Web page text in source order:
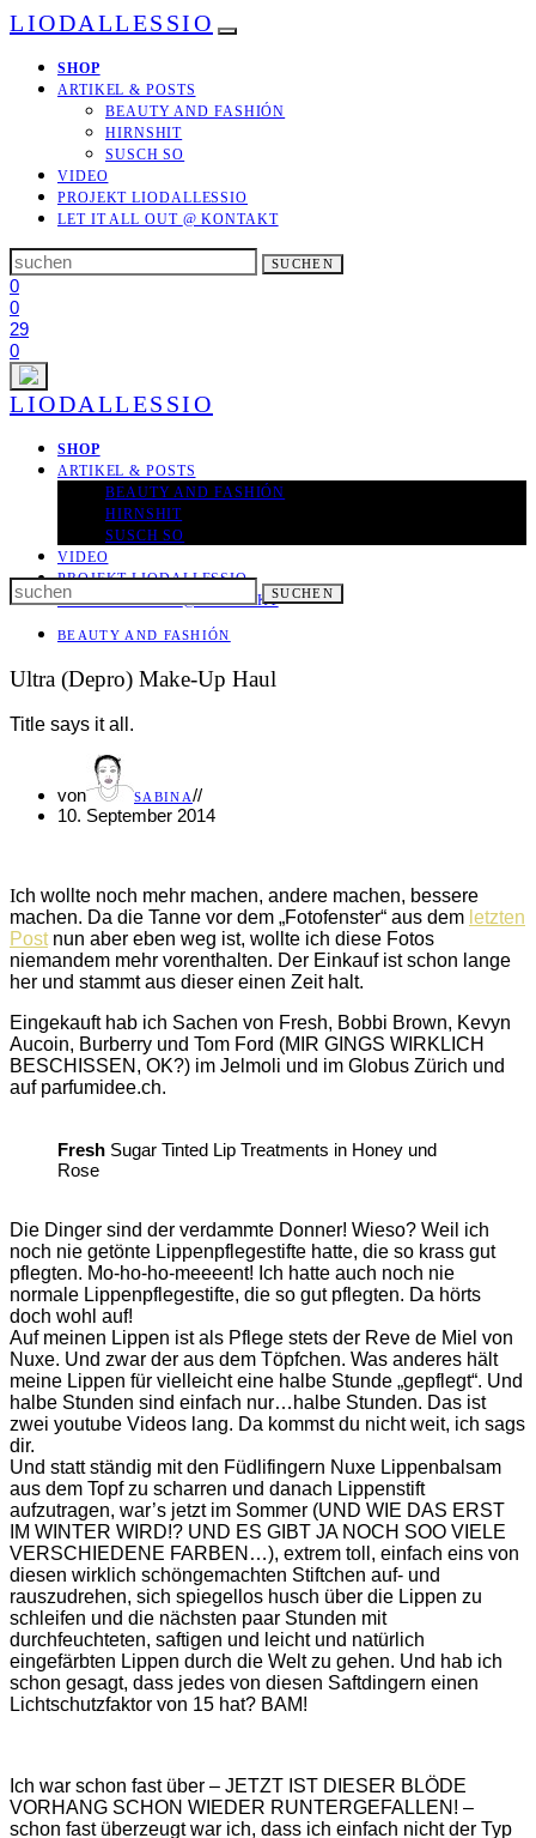
LIODALLESSIO
SHOP
ARTIKEL & POSTS
BEAUTY AND FASHIÓN
HIRNSHIT
SUSCH SO
VIDEO
PROJEKT LIODALLESSIO
LET IT ALL OUT @ KONTAKT
Search
for:
SUCHEN
0
0
29
0
LIODALLESSIO
SHOP
ARTIKEL & POSTS
BEAUTY AND FASHIÓN
HIRNSHIT
SUSCH SO
VIDEO
PROJEKT LIODALLESSIO
LET IT ALL OUT@ KONTAKT
Search
for:
SUCHEN
BEAUTY AND FASHIÓN
Ultra (Depro) Make-Up Haul
Title says it all.
von SABINA//
10. September 2014
Ich wollte noch mehr machen, andere machen, bessere
machen. Da die Tanne vor dem „Fotofenster“ aus dem letzten
Postnun aber eben weg ist, wollte ich diese Fotos
niemandem mehr vorenthalten. Der Einkauf ist schon lange
her und stammt aus dieser einen Zeit halt.
Eingekauft hab ich Sachen von Fresh, Bobbi Brown, Kevyn
Aucoin, Burberry und Tom Ford (MIR GINGS WIRKLICH
BESCHISSEN, OK?) im Jelmoli und im Globus Zürich und
auf parfumidee.ch.
Fresh Sugar Tinted Lip Treatments in Honey und
Rose
Die Dinger sind der verdammte Donner! Wieso? Weil ich
noch nie getönte Lippenpflegestifte hatte, die so krass gut
pflegten. Mo-ho-ho-meeeent! Ich hatte auch noch nie
normale Lippenpflegestifte, die so gut pflegten. Da hörts
doch wohl auf!
Auf meinen Lippen ist als Pflege stets der Reve de Miel von
Nuxe. Und zwar der aus dem Töpfchen. Was anderes hält
meine Lippen für vielleicht eine halbe Stunde „gepflegt“. Und
halbe Stunden sind einfach nur…halbe Stunden. Das ist
zwei youtube Videos lang. Da kommst du nicht weit, ich sags
dir.
Und statt ständig mit den Füdlifingern Nuxe Lippenbalsam
aus dem Topf zu scharren und danach Lippenstift
aufzutragen, war’s jetzt im Sommer (UND WIE DAS ERST
IM WINTER WIRD!? UND ES GIBT JA NOCH SOO VIELE
VERSCHIEDENE FARBEN…), extrem toll, einfach eins von
diesen wirklich schöngemachten Stiftchen auf- und
rauszudrehen, sich spiegellos husch über die Lippen zu
schleifen und die nächsten paar Stunden mit
durchfeuchteten, saftigen und leicht und natürlich
eingefärbten Lippen durch die Welt zu gehen. Und hab ich
schon gesagt, dass jedes von diesen Saftdingern einen
Lichtschutzfaktor von 15 hat? BAM!
Ich war schon fast über – JETZT IST DIESER BLÖDE
VORHANG SCHON WIEDER RUNTERGEFALLEN! –
schon fast überzeugt war ich, dass ich einfach nicht der Typ